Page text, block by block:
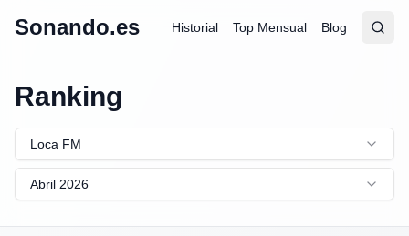
Sonando.es Historial Top Mensual Blog
Abrir
Ranking
Loca FM
Abril 2026